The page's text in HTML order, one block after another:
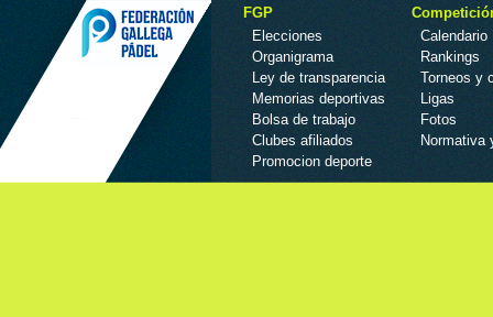
FGP
Elecciones
Organigrama
Ley de transparencia
Memorias deportivas
Bolsa de trabajo
Clubes afiliados
Promocion deporte
Calendario
Rankings
Torneos y
Ligas
Fotos
Normativa